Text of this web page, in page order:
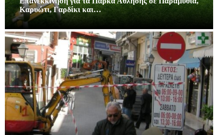
Καρυώτι, Γαρδίκι και…